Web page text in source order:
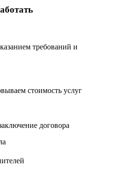
требований и
стоимость услуг
договора